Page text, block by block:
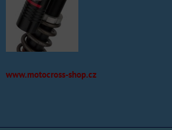
www.motocross-shop.cz